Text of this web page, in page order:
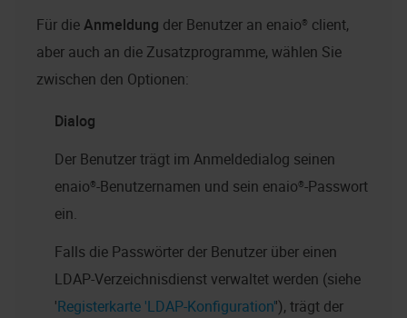
Für dieAnmeldung der Benutzer an enaio® client,
aber auch an die Zusatzprogramme, wählen Sie
zwischen den Optionen:
Dialog
Der Benutzer trägt im Anmeldedialog seinen
enaio®-Benutzernamen und sein enaio®-Passwort
ein.
Falls die Passwörter der Benutzer über einen
LDAP-Verzeichnisdienst verwaltet werden (siehe
'Registerkarte 'LDAP-Konfiguration''), trägt der